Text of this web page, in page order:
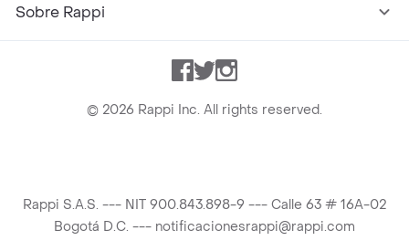
Sobre Rappi
Facebook
TwitterInstagram
© 2026 Rappi Inc. All rights reserved.
Rappi S.A.S. --- NIT 900.843.898-9 --- Calle 63 # 16A-02
Bogotá D.C. --- notificacionesrappi@rappi.com